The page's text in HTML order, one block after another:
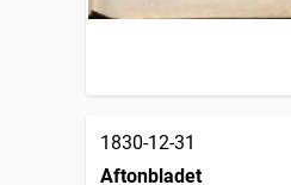
1830-12-31
Aftonbladet